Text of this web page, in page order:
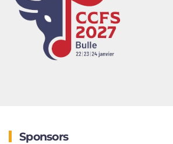
Sponsors